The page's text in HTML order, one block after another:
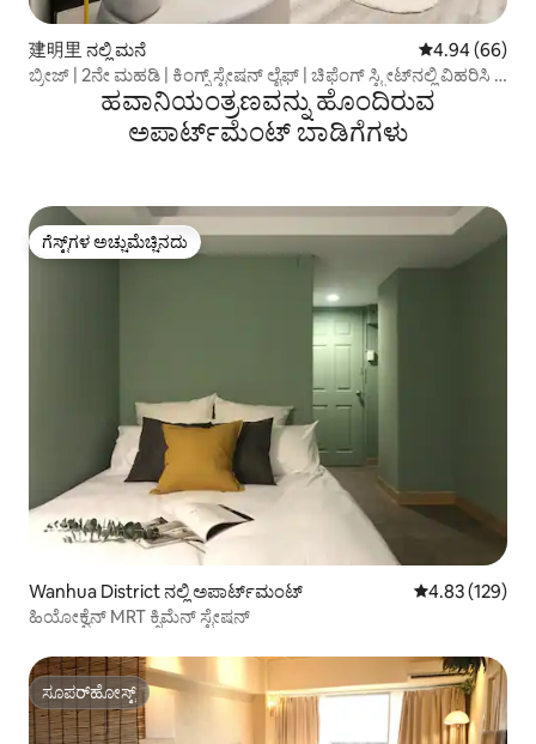
建明里 ನಲ್ಲಿ ಮನೆ 5 ರಲ್ಲಿ 4.94
4.94 (66)
ಬ್ರೀಜ್ | 2ನೇ ಮಹಡಿ | ಕಿಂಗ್ಸ್ ಸ್ಟೇಷನ್ ಲೈಫ್ | ಚಿಫೆಂಗ್ ಸ್ಟ್ರೀಟ್‌ನಲ್ಲಿ ವಿಹರಿಸಿ |
MRT ಬೆಯಿಮೆನ್ | ತೈಪೆ ಸ್ಟೇಷನ್ ಹತ್ತಿರ. ಆಹಾರ ಮತ್ತು ಶಾಪಿಂಗ್ |
ಹವಾನಿಯಂತ್ರಣವನ್ನು ಹೊಂದಿರುವ
ಅಪಾರ್ಟ್‌ಮೆಂಟ್‌ ಬಾಡಿಗೆಗಳು
ಗೆಸ್ಟ್‌ಗಳ ಅಚ್ಚುಮೆಚ್ಚಿನದು
ಗೆಸ್ಟ್‌ಗಳ ಅಚ್ಚುಮೆಚ್ಚಿನದು
Wanhua District ನಲ್ಲಿ ಅಪಾರ್ಟ್‌ಮಂಟ್ 5 ರಲ್ಲಿ 4.83
4.83 (129)
ಹಿಯೋಕ್ವೆನ್ MRT ಕ್ಸಿಮೆನ್ ಸ್ಟೇಷನ್
ಸೂಪರ್‌ಹೋಸ್ಟ್
ಸೂಪರ್‌ಹೋಸ್ಟ್